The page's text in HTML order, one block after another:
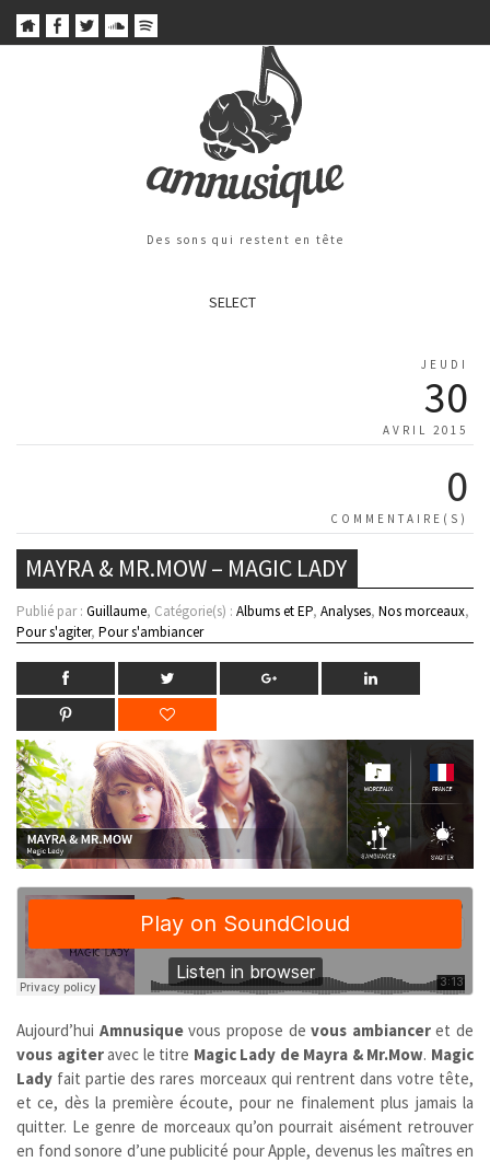
Des sons qui restent en tête
SELECT
JEUDI
30
AVRIL 2015
0
COMMENTAIRE(S)
MAYRA & MR.MOW – MAGIC LADY
Publié par : Guillaume, Catégorie(s) : Albums et EP, Analyses, Nos morceaux,
Pour s'agiter, Pour s'ambiancer
Aujourd’hui Amnusiquevous propose de vous ambianceret de
vous agiteravec le titre Magic Lady de Mayra & Mr.Mow. Magic
Lady fait partie des rares morceaux qui rentrent dans votre tête,
et ce, dès la première écoute, pour ne finalement plus jamais la
quitter. Le genre de morceaux qu’on pourrait aisément retrouver
en fond sonore d’une publicité pour Apple, devenus les maîtres en